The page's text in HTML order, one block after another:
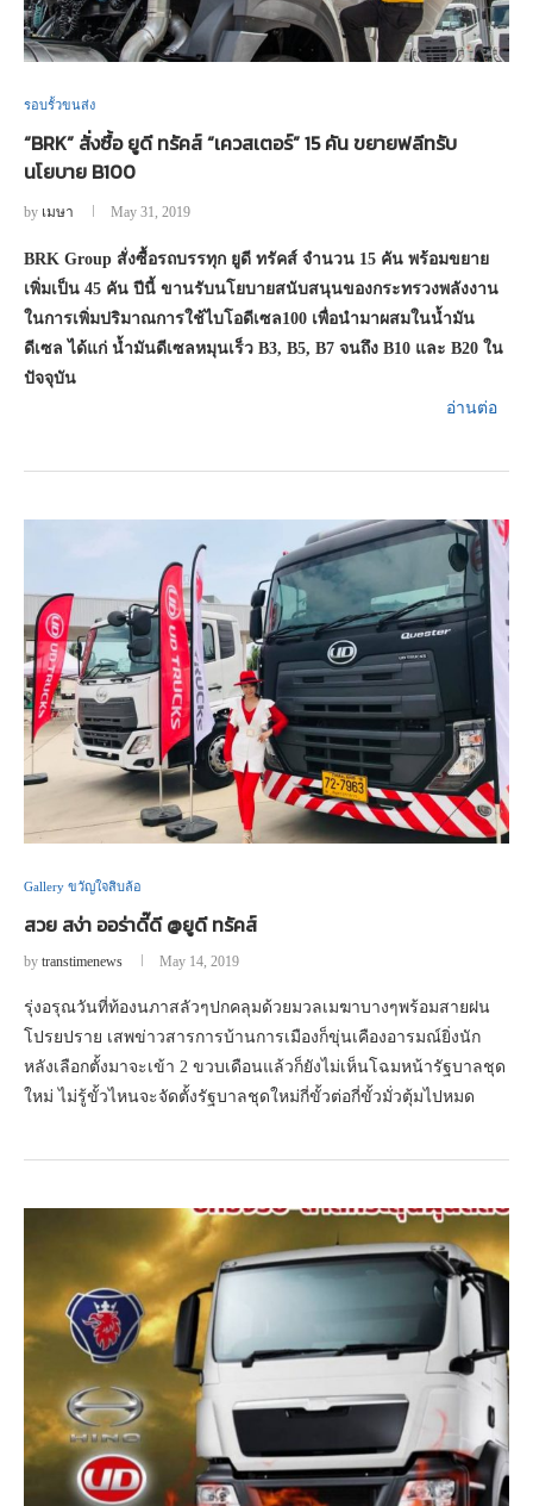
รอบรั้วขนส่ง
“BRK” สั่งซื้อ ยูดี ทรัคส์ “เควสเตอร์” 15 คัน ขยายฟลีทรับ
นโยบาย B100
by เมษา May 31, 2019
BRK Group สั่งซื้อรถบรรทุก ยูดี ทรัคส์ จำนวน 15 คัน พร้อมขยาย
เพิ่มเป็น 45 คัน ปีนี้ ขานรับนโยบายสนับสนุนของกระทรวงพลังงาน
ในการเพิ่มปริมาณการใช้ไบโอดีเซล100 เพื่อนำมาผสมในน้ำมัน
ดีเซล ได้แก่ น้ำมันดีเซลหมุนเร็ว B3, B5, B7 จนถึง B10 และ B20 ใน
ปัจจุบัน
อ่านต่อ
Gallery ขวัญใจสิบล้อ
สวย สง่า ออร่าดี๊ดี @ยูดี ทรัคส์
by transtimenews May 14, 2019
รุ่งอรุณวันที่ท้องนภาสลัวๆปกคลุมด้วยมวลเมฆาบางๆพร้อมสายฝน
โปรยปราย เสพข่าวสารการบ้านการเมืองก็ขุ่นเคืองอารมณ์ยิ่งนัก
หลังเลือกตั้งมาจะเข้า 2 ขวบเดือนแล้วก็ยังไม่เห็นโฉมหน้ารัฐบาลชุด
ใหม่ ไม่รู้ขั้วไหนจะจัดตั้งรัฐบาลชุดใหม่กี่ขั้วต่อกี่ขั้วมั่วตุ้มไปหมด